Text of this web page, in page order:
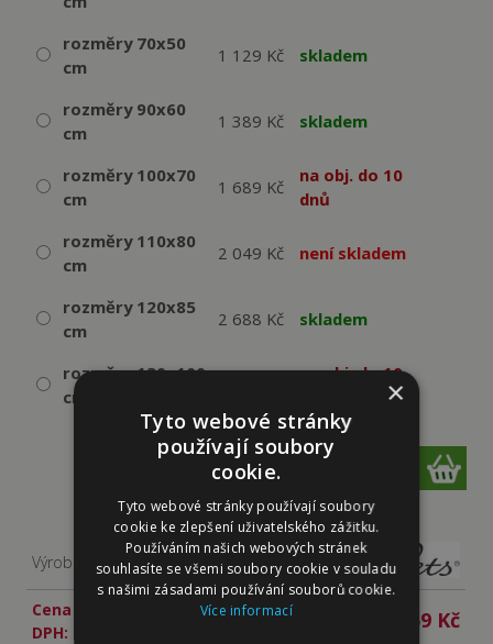
rozměry 70x50
cm
1 129 Kč skladem
rozměry 90x60
cm
1 389 Kč skladem
rozměry 100x70
cm
1 689 Kč
na obj. do 10
dnů
rozměry 110x80
cm
2 049 Kč není skladem
rozměry 120x85
cm
2 688 Kč skladem
rozměry 130x100
cm
na obj. do 10
ks
Výrobce:
Cena s
DPH:
959 Kč
×
Tyto webové stránky
používají soubory
cookie.
Tyto webové stránky používají soubory
cookie ke zlepšení uživatelského zážitku.
Používáním našich webových stránek
souhlasíte se všemi soubory cookie v souladu
s našimi zásadami používání souborů cookie.
Více informací